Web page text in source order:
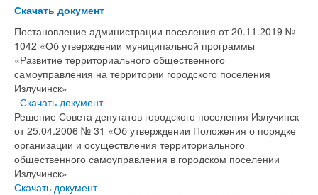
Скачать документ
Постановление администрации поселения от 20.11.2019 №
1042 «Об утверждении муниципальной программы
«Развитие территориального общественного
самоуправления на территории городского поселения
Излучинск»
Скачать документ
Решение Совета депутатов городского поселения Излучинск
от 25.04.2006 № 31 «Об утверждении Положения о порядке
организации и осуществления территориального
общественного самоуправления в городском поселении
Излучинск»
Скачать документ